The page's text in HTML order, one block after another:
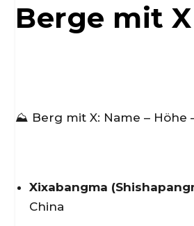
Berge mit X
⛰️ Berg mit X: Name – Höhe
Xixabangma
China